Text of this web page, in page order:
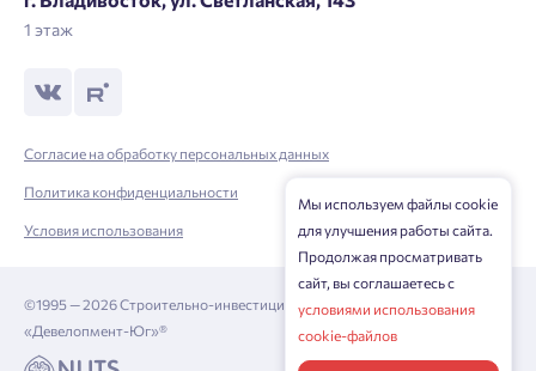
1 этаж
Согласие на обработку персональных данных
Политика конфиденциальности
Условия использования
©1995 — 2026 Строительно-инвестиционная корпорация
«Девелопмент-Юг»®
Мы используем файлы cookie
для улучшения работы сайта.
Продолжая просматривать
сайт, вы соглашаетесь с
условиями использования
cookie-файлов
Нажимая кнопку «Отправить», вы даёте согласие на обработку
персональных данных.
${ getCodeBtnText }
Выслать код повторно через 00:58.